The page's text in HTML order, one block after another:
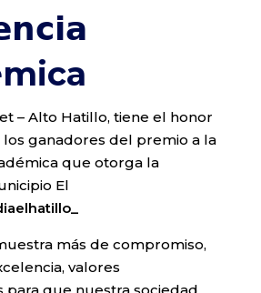
– Alto Hatillo, tiene el honor
ganadores del premio a la
que otorga la
El
más de compromiso,
valores